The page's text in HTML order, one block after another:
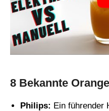
8 Bekannte
Philips: Ein führender